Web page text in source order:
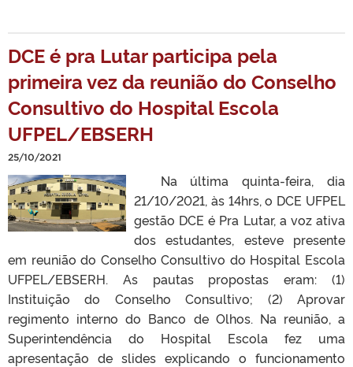
DCE é pra Lutar participa pela
primeira vez da reunião do Conselho
Consultivo do Hospital Escola
UFPEL/EBSERH
25/10/2021
Na última quinta-feira, dia
21/10/2021, às 14hrs, o DCE UFPEL
gestão DCE é Pra Lutar, a voz ativa
dos estudantes, esteve presente
em reunião do Conselho Consultivo do Hospital Escola
UFPEL/EBSERH. As pautas propostas eram: (1)
Instituição do Conselho Consultivo; (2) Aprovar
regimento interno do Banco de Olhos. Na reunião, a
Superintendência do Hospital Escola fez uma
apresentação de slides explicando o funcionamento